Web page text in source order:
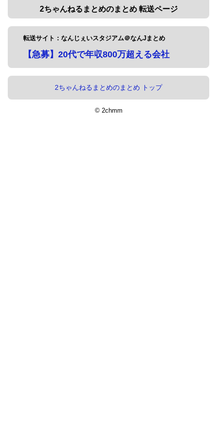
2ちゃんねるまとめのまとめ 転送ページ
転送サイト：なんじぇいスタジアム＠なんJまとめ
【急募】20代で年収800万超える会社
2ちゃんねるまとめのまとめ トップ
© 2chmm